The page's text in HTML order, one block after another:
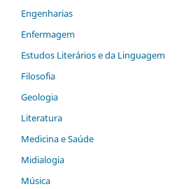
Engenharias
Enfermagem
Estudos Literários e da Linguagem
Filosofia
Geologia
Literatura
Medicina e Saúde
Midialogia
Música